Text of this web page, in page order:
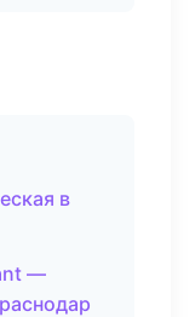
в
—